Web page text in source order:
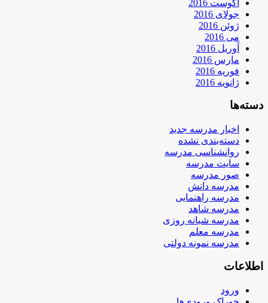
آگوست 2016
جولای 2016
ژوئن 2016
می 2016
آوریل 2016
مارس 2016
فوریه 2016
ژانویه 2016
دسته‌ها
اخبار مدرسه جدید
دسته‌بندی نشده
روانشناسی مدرسه
سایت مدرسه
صور مدرسه
مدرسه دانش
مدرسه راهنمایی
مدرسه شاهد
مدرسه شبانه روزی
مدرسه معلم
مدرسه نمونه دولتی
اطلاعات
ورود